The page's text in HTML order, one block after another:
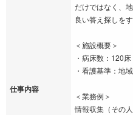
仕事内容
だけではなく、
良い答え探しを
＜施設概要＞
・病床数：120
・看護基準：地
＜業務例＞
情報収集（その